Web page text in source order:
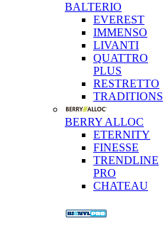
BALTERIO
EVEREST
IMMENSO
LIVANTI
QUATTRO
PLUS
RESTRETTO
TRADITIONS
BERRY ALLOC
ETERNITY
FINESSE
TRENDLINE
PRO
CHATEAU